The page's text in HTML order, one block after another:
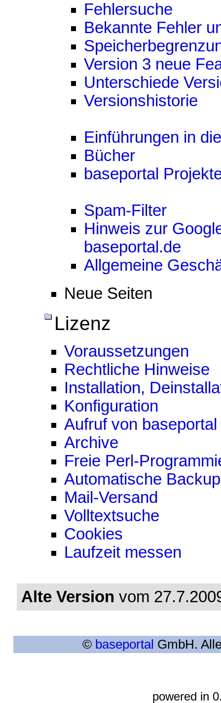
Fehlersuche
Bekannte Fehler
Version 3 neue
Unterschiede
Versionshistorie
Einführungen in
Bücher
baseportal
Spam-Filter
Hinweis zur
baseportal.de
Allgemeine
Neue Seiten
Lizenz
Voraussetzungen
Rechtliche Hinweise
Installation,
Konfiguration
Aufruf von baseportal
Archive
Freie Perl-
Automatische
Mail-Versand
Volltextsuche
Cookies
Laufzeit messen
Alte Version vom
© baseportal GmbH.
powered in